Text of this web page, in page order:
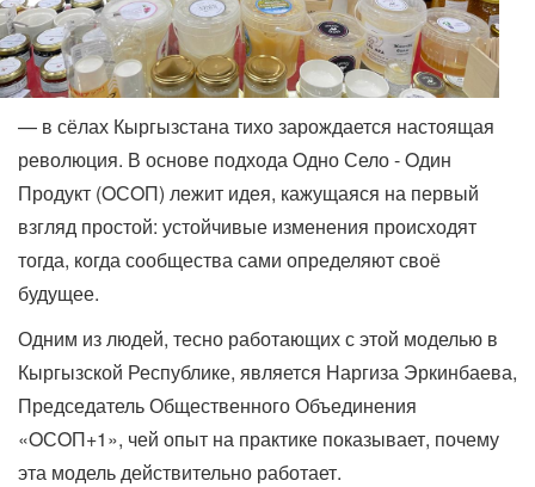
— в сёлах Кыргызстана тихо зарождается настоящая
революция. В основе подхода Oдно Село - Oдин
Продукт (OСOП) лежит идея, кажущаяся на первый
взгляд простой: устойчивые изменения происходят
тогда, когда сообщества сами определяют своё
будущее.
Одним из людей, тесно работающих с этой моделью в
Кыргызской Республике, является Наргиза Эркинбаева,
Председатель Общественного Объединения
«OСOП+1», чей опыт на практике показывает, почему
эта модель действительно работает.